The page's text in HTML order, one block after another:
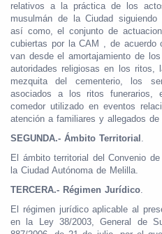
relativos a la práctica de los
musulmán de la Ciudad
así como, el conjunto de
cubiertas por la CAM , de acuerdo
van desde el amortajamiento de
autoridades religiosas en los ritos,
mezquita del cementerio, los
asociados a los ritos funerarios,
comedor utilizado en eventos
atención a familiares y allegados
SEGUNDA.- Ámbito Territorial .
El ámbito territorial del Convenio
la Ciudad Autónoma de Melilla.
TERCERA.- Régimen Jurídico.
El régimen jurídico aplicable al
en la Ley 38/2003, General de